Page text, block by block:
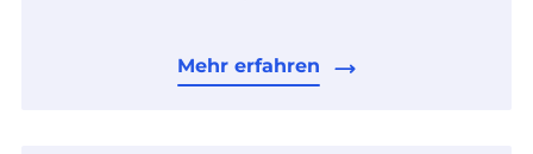
Mehr erfahren